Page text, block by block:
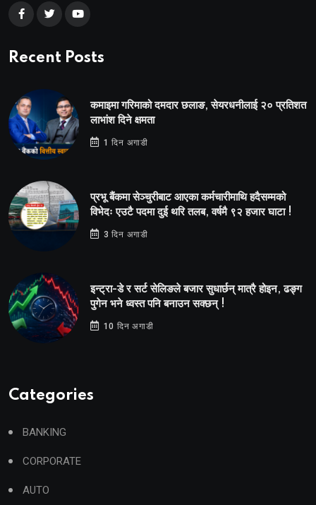
Recent Posts
कमाइमा गरिमाको दमदार छलाङ, सेयरधनीलाई २० प्रतिशत
लाभांश दिने क्षमता
1 दिन अगाडी
प्रभू बैंकमा सेञ्चुरीबाट आएका कर्मचारीमाथि हदैसम्मको
विभेदः एउटै पदमा दुई थरि तलब, वर्षमै ९२ हजार घाटा !
3 दिन अगाडी
इन्ट्रा-डे र सर्ट सेलिङले बजार सुधार्छन् मात्रै होइन, ढङ्ग
पुगेन भने ध्वस्त पनि बनाउन सक्छन् !
10 दिन अगाडी
Categories
BANKING
CORPORATE
AUTO